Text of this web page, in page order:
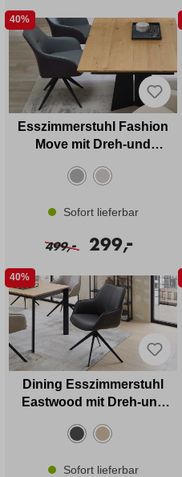
40%
Esszimmerstuhl Fashion
Move mit Dreh-und
Sofort lieferbar
499,- 299,
-
40%
Dining Esszimmerstuhl
Eastwood mit Dreh-und
Sofort lieferbar